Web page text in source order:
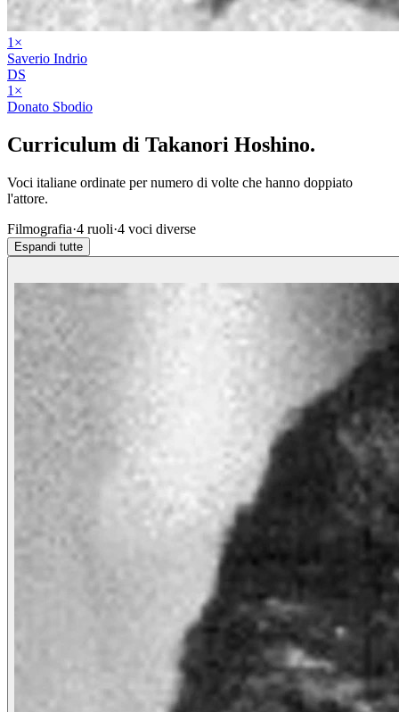
1 ×
Saverio Indrio
DS
1 ×
Donato Sbodio
Curriculum di Takanori Hoshino.
Voci italiane ordinate per numero di volte che hanno doppiato
l'attore.
Filmografia·4 ruoli·4 voci diverse
Espandi tutte